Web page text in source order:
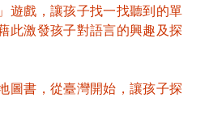
遊戲，讓孩子找一找聽到的單
此激發孩子對語言的興趣及探
圖書， 從臺灣開始，讓孩子探